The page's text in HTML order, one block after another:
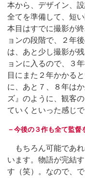
本から、デザイン、
全てを準備して、短
本目はすでに撮影が
ョンの段階で、２年
は、あと少し撮影が
ョンに入るので、３
目にまた２年かかる
に、あと７、８年は
ズ』のように、観客
ていくといった感じ
－今後の３作も全て監督
もちろん可能であれ
います。物語が完結
す（笑）。なので、